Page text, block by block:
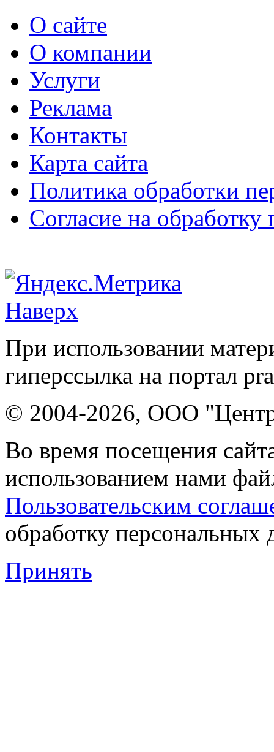
О сайте
О компании
Услуги
Реклама
Контакты
Карта сайта
Политика обработки
Согласие на
Наверх
При использовании
гиперссылка на портал
© 2004-2026, ООО "Центр
Во время посещения
использованием нами
Пользовательским
обработку персональных
Принять